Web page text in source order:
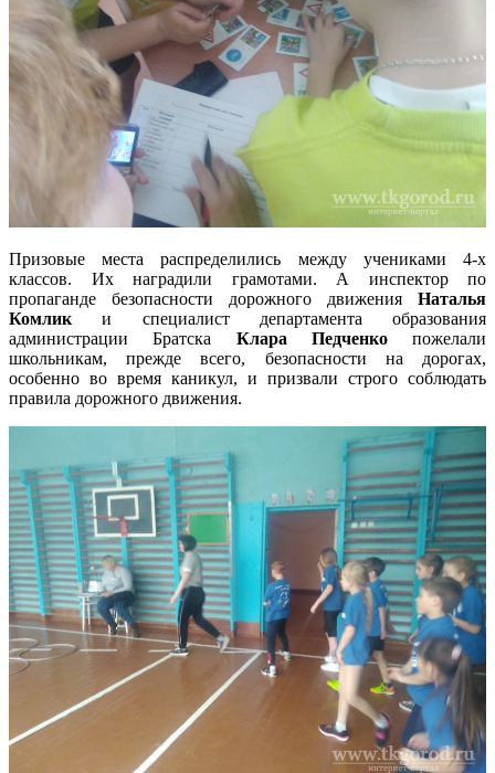
Призовые места распределились между учениками 4-х
классов. Их наградили грамотами. А инспектор по
пропаганде безопасности дорожного движения Наталья
Комлики специалист департамента образования
администрации Братска Клара Педченкопожелали
школьникам, прежде всего, безопасности на дорогах,
особенно во время каникул, и призвали строго соблюдать
правила дорожного движения.